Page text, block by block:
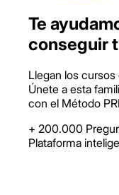
Te
conseguir
Llegan los
Únete a esta
con el Método
+ 200.000
Plataforma